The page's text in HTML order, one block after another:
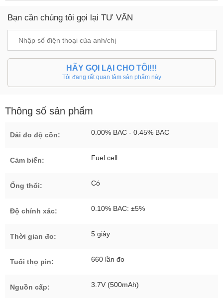
Bạn cần chúng tôi gọi lại TƯ VẤN
HÃY GỌI LẠI CHO TÔI!!!
Tôi đang rất quan tâm sản phẩm này
Thông số sản phẩm
Dải đo độ cồn: 0.00% BAC - 0.45% BAC
Cảm biến: Fuel cell
Ống thổi: Có
Độ chính xác: 0.10% BAC: ±5%
Thời gian đo: 5 giây
Tuổi thọ pin: 660 lần đo
Nguồn cấp: 3.7V (500mAh)